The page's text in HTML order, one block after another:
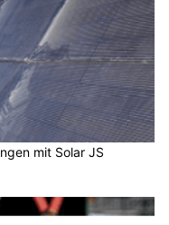
mit Solar JS